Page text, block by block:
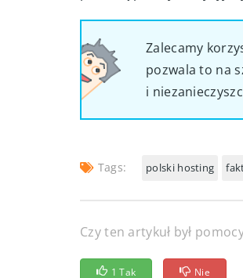
Wysyłka pocztą
zalogować się dodPanelu
przekierowani do starego
Zalecamy